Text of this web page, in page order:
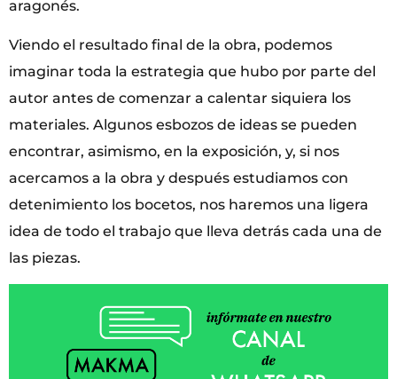
aragonés.
Viendo el resultado final de la obra, podemos
imaginar toda la estrategia que hubo por parte del
autor antes de comenzar a calentar siquiera los
materiales. Algunos esbozos de ideas se pueden
encontrar, asimismo, en la exposición, y, si nos
acercamos a la obra y después estudiamos con
detenimiento los bocetos, nos haremos una ligera
idea de todo el trabajo que lleva detrás cada una de
las piezas.